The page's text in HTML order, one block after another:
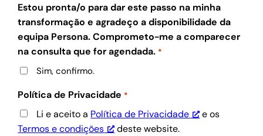
Estou pronta/o para dar este passo na minha
transformação e agradeço a disponibilidade da
equipa Persona. Comprometo-me a comparecer
na consulta que for agendada. *
Sim, confirmo.
Política de Privacidade *
Li e aceito a Política de Privacidade
e os
Termos e condições
deste website.